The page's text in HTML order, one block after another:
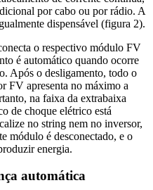
por cabo ou por rádio. A
dispensável (figura 2).
o respectivo módulo FV
é automático quando ocorre
Após o desligamento, todo o
FV apresenta no máximo a
na faixa da extrabaixa
de choque elétrico está
no string nem no inversor,
módulo é desconectado, e o
energia.
automática